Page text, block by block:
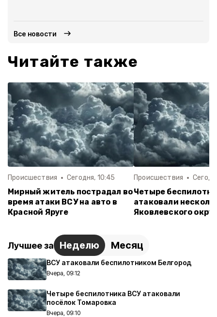
Все новости
Читайте также
Происшествия Сегодня, 10:45
Мирный житель пострадал во
время атаки ВСУ на авто в
Красной Яруге
Происшествия
Четыре
атаковали
Яковлевского
Лучшее за Неделю Месяц
ВСУ атаковали беспилотником Белгород
Вчера, 09:12
Четыре беспилотника ВСУ атаковали
посёлок Томаровка
Вчера, 09:10